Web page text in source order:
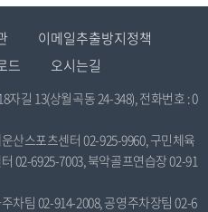
이메일추출방지정책
드 오시는길
자길 13(상월곡동 24-348), 전화번호 : 0
산스포츠센터 02-925-9960, 구민체육
02-6925-7003, 북악골프연습장 02-91
차팀 02-914-2008, 공영주차장팀 02-6